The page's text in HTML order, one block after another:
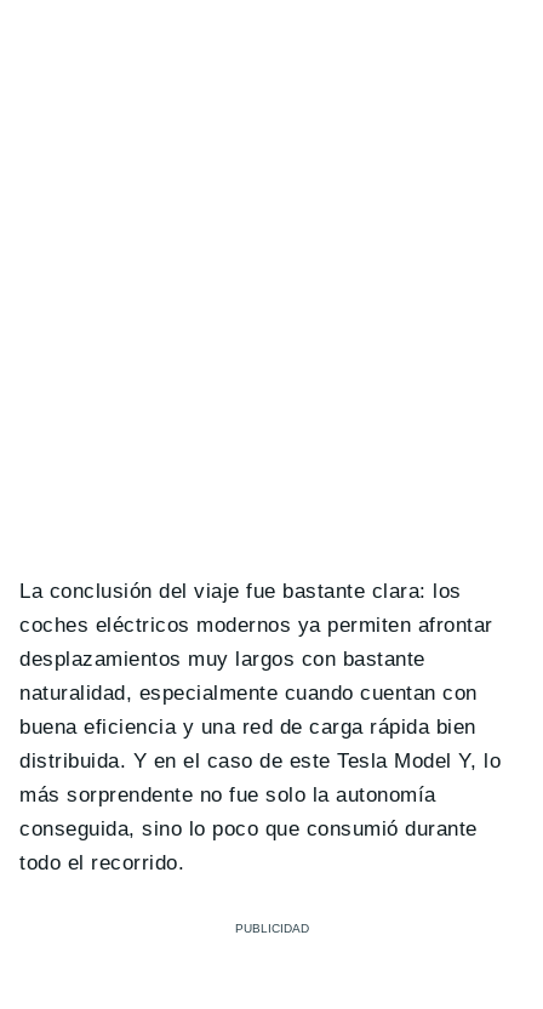
La conclusión del viaje fue bastante clara: los
coches eléctricos modernos ya permiten afrontar
desplazamientos muy largos con bastante
naturalidad, especialmente cuando cuentan con
buena eficiencia y una red de carga rápida bien
distribuida. Y en el caso de este Tesla Model Y, lo
más sorprendente no fue solo la autonomía
conseguida, sino lo poco que consumió durante
todo el recorrido.